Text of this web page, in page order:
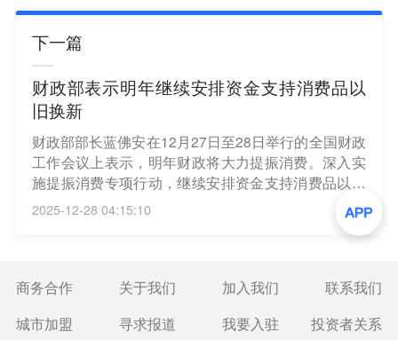
下一篇
财政部表示明年继续安排资金支持消费品以
旧换新
财政部部长蓝佛安在12月27日至28日举行的全国财政
工作会议上表示，明年财政将大力提振消费。深入实
施提振消费专项行动，继续安排资金支持消费品以旧
换新，调整优化补贴范围和标准。（新华社）
2025-12-28 04:15:10
商务合作 关于我们 加入我们
联系我们
城市加盟
寻求报道 我要入驻 投资者关系